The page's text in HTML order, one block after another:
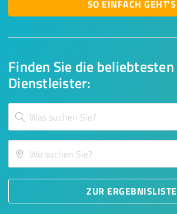
Finden Sie die beliebtesten
Dienstleister:
ZUR ERGEBNISLISTE
SO EINFACH GEHT'S